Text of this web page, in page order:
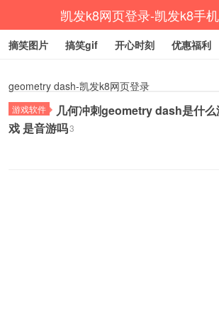
凯发k8网页登录-凯发k8手
摘笑图片 搞笑gif 开心时刻 优惠福利
geometry dash-凯发k8网页登录
游戏软件
几何冲刺geometry dash是什么
戏 是音游吗3